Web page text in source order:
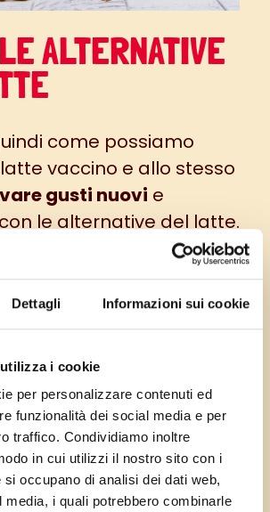
Dettagli Informazioni sui cookie
i cookie
per personalizzare contenuti ed
funzionalità dei social media e per
traffico. Condividiamo inoltre
in cui utilizzi il nostro sito con i
occupano di analisi dei dati web,
media, i quali potrebbero combinarle
ALTERNATIVE
come possiamo
vaccino e allo stesso
gusti nuovi e
le alternative del latte.
è una delle scelte più
un’ottima fonte di
grassi essenziali è
per coloro che
seguire una dieta
Deriva dalla
dei semi di soia ed è
per chi ha problemi di